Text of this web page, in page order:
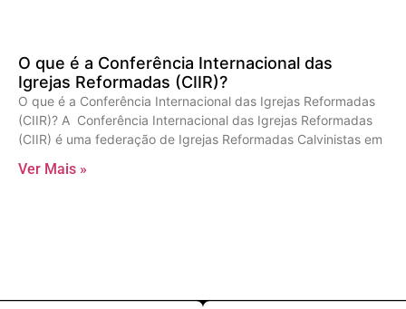
O que é a Conferência Internacional das
Igrejas Reformadas (CIIR)?
O que é a Conferência Internacional das Igrejas Reformadas
(CIIR)? A Conferência Internacional das Igrejas Reformadas
(CIIR) é uma federação de Igrejas Reformadas Calvinistas em
Ver Mais »